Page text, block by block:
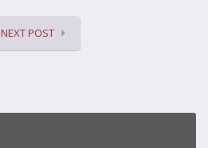
NEXT POST